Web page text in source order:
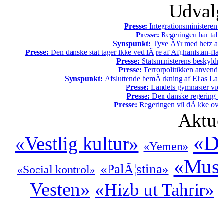
Presse:
Presse: Regeringen har
Synspunkt: Tyve Ã¥r med hetz
Presse: Den danske stat tager ikke ved lÃ¦re af Afghanistan-
Presse: Statsministerens
Presse: Terrorpolitikken
Synspunkt: Afsluttende bemÃ¦rkning af Elias
Presse: Landets gymnasier
Presse: Den danske
Presse: Regeringen vil dÃ¦kke
«Vestlig kultur» «Yemen»
«Social kontrol» «PalÃ¦stina»
Vesten» «Hizb ut Tahrir»